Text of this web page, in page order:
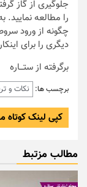
جلوگیری از گاز
را مطالعه
چگونه از ورود
دیگری را برای
برگرفته از ستـــاره
برچسب ها: نکات و
کپی لینک کوتاه
مطالب مزتبط